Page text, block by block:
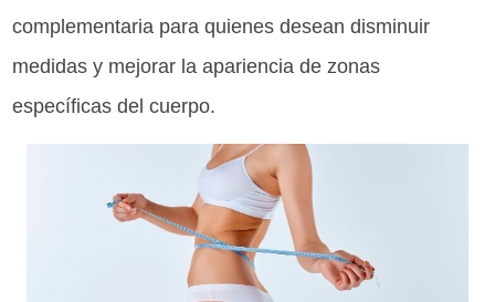
complementaria para quienes desean disminuir
medidas y mejorar la apariencia de zonas
específicas del cuerpo.